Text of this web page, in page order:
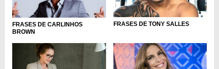
FRASES DE CARLINHOS
BROWN
FRASES DE TONY SALLES